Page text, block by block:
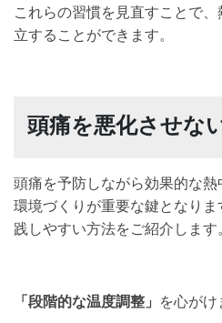
これらの習慣を見直すことで
立することができます。
頭痛を悪化させな
頭痛を予防しながら効果的な熱
環境づくりが重要な鍵となり
践しやすい方法をご紹介します。
「段階的な温度調整」 を心がけ